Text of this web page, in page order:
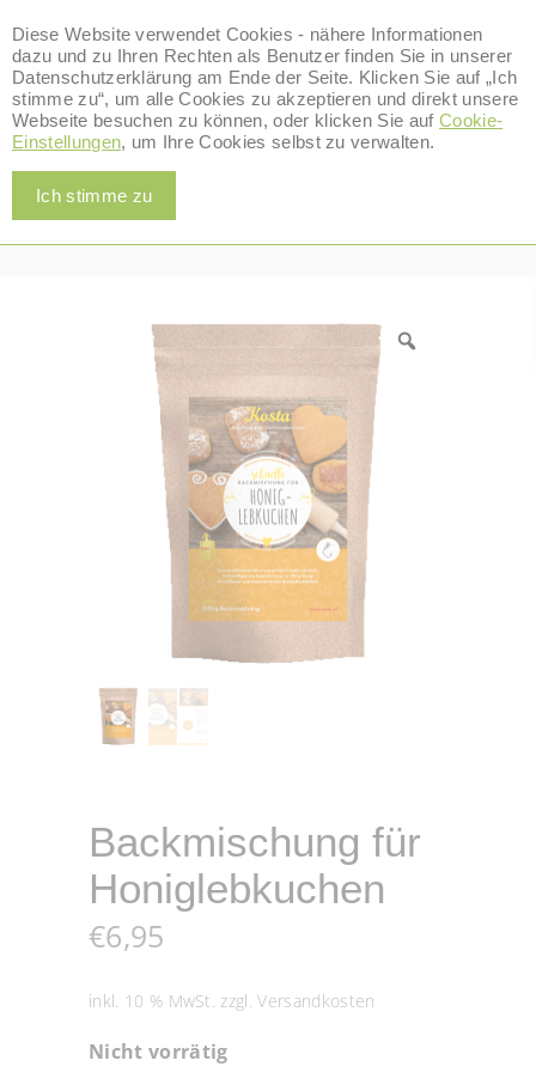
Alle Produkte
Home/Alle Produkte
Backmischungen & Zubehör
Backmischung für Honiglebkuchen
Backmischung für
Honiglebkuchen
€6,95
inkl. 10 % MwSt. zzgl.Versandkosten
Nicht vorrätig
0
Diese Website verwendet Cookies - nähere Informationen
dazu und zu Ihren Rechten als Benutzer finden Sie in unserer
Datenschutzerklärung am Ende der Seite. Klicken Sie auf „Ich
stimme zu“, um alle Cookies zu akzeptieren und direkt unsere
Webseite besuchen zu können, oder klicken Sie aufCookie-
Einstellungen, um Ihre Cookies selbst zu verwalten.
Ich stimme zu